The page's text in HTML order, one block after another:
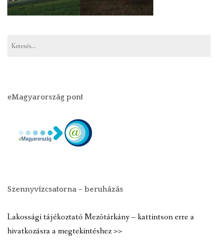
eMagyarország pont
Szennyvízcsatorna – beruházás
Lakossági tájékoztató Mezõtárkány – kattintson erre a
hivatkozásra a megtekintéshez >>